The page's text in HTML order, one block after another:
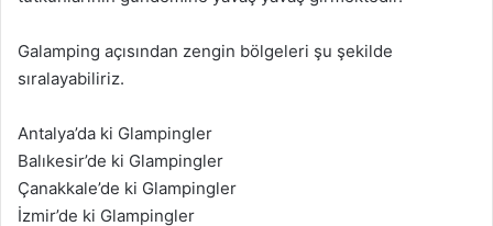
Galamping açısından zengin bölgeleri şu şekilde
sıralayabiliriz.
Antalya’da ki Glampingler
Balıkesir’de ki Glampingler
Çanakkale’de ki Glampingler
İzmir’de ki Glampingler